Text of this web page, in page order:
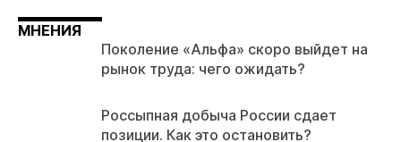
МНЕНИЯ
Поколение «Альфа» скоро выйдет на
рынок труда: чего ожидать?
Россыпная добыча России сдает
позиции. Как это остановить?